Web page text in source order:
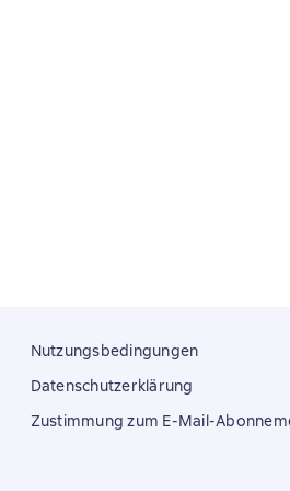
Nutzungsbedingungen
Datenschutzerklärung
Zustimmung zum E-Mail-